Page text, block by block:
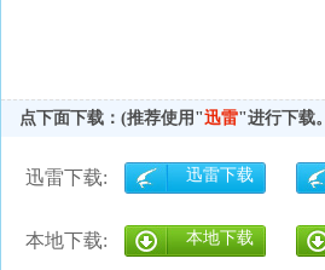
点下面下载：(推荐使用"迅雷"进行下载。
迅雷下载: 迅雷下载
本地下载: 本地下载